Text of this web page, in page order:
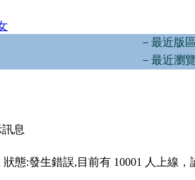
－最近版
－最近瀏
息
狀態:發生錯誤,目前有 10001 人上線